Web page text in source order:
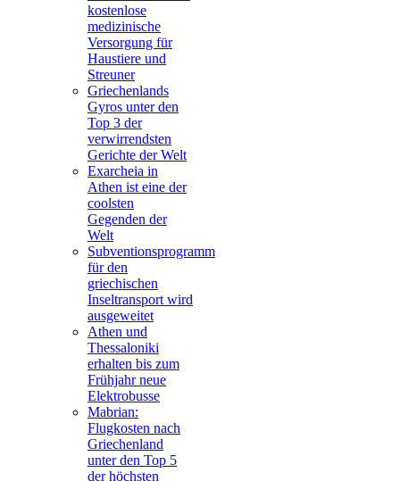
kostenlose
medizinische
Versorgung für
Haustiere und
Streuner
Griechenlands
Gyros unter den
Top 3 der
verwirrendsten
Gerichte der Welt
Exarcheia in
Athen ist eine der
coolsten
Gegenden der
Welt
Subventionsprogramm
für den
griechischen
Inseltransport wird
ausgeweitet
Athen und
Thessaloniki
erhalten bis zum
Frühjahr neue
Elektrobusse
Mabrian:
Flugkosten nach
Griechenland
unter den Top 5
der höchsten